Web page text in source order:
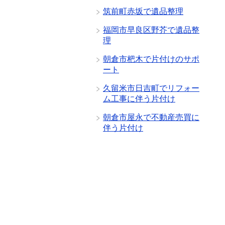
筑前町赤坂で遺品整理
福岡市早良区野芥で遺品整
理
朝倉市杷木で片付けのサポ
ート
久留米市日吉町でリフォー
ム工事に伴う片付け
朝倉市屋永で不動産売買に
伴う片付け